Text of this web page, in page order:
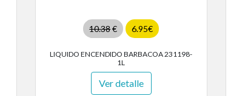
10.38€ 6.95€
LIQUIDO ENCENDIDO BARBACOA 231198-
1L
Ver detalle